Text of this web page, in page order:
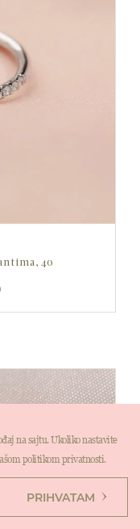
40
na sajtu. Ukoliko nastavite
politikom privatnosti.
PRIHVATAM